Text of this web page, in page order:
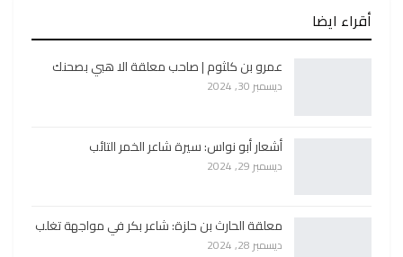
أقراء ايضا
عمرو بن كلثوم | صاحب معلقة الا هبي بصحنك
ديسمبر 30, 2024
أشعار أبو نواس: سيرة شاعر الخمر التائب
ديسمبر 29, 2024
معلقة الحارث بن حلزة: شاعر بكر في مواجهة تغلب
ديسمبر 28, 2024